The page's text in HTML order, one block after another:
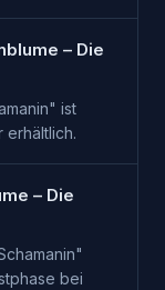
– Die
ist
– Die
bei